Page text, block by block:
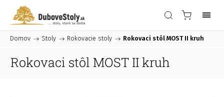
Domov / Stoly / Rokovacie stoly / Rokovaci stôl MOST II kruh
Rokovaci stôl MOST II kruh